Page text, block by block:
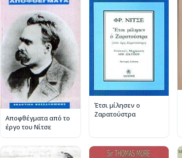
Αποφθέγματα από το
έργο του Νίτσε
Έτσι μίλησεν ο
Ζαρατούστρα